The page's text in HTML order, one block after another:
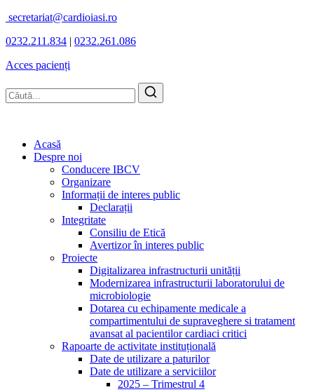
secretariat@cardioiasi.ro
0232.211.834 | 0232.261.086
Acces pacienți
Acasă
Despre noi
Conducere IBCV
Organizare
Informații de interes public
Declarații
Integritate
Consiliu de Etică
Avertizor în interes public
Proiecte
Digitalizarea infrastructurii unității
Modernizarea infrastructurii laboratorului de
microbiologie
Dotarea cu echipamente medicale a
compartimentului de supraveghere si tratament
avansat al pacientilor cardiaci critici
Rapoarte de activitate instituțională
Date de utilizare a paturilor
Date de utilizare a serviciilor
2025 – Trimestrul 4